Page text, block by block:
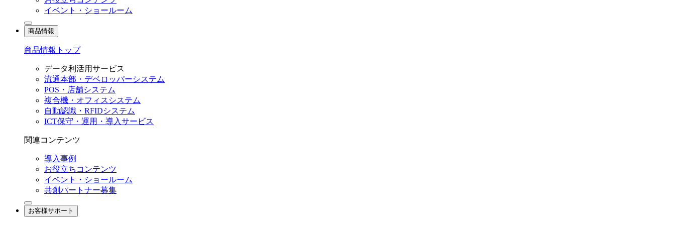
イベント・ショールーム
商品情報
商品情報トップ
データ利活用サービス
流通本部・デベロッパーシステム
POS・店舗システム
複合機・オフィスシステム
自動認識・RFIDシステム
ICT保守・運用・導入サービス
関連コンテンツ
導入事例
お役立ちコンテンツ
イベント・ショールーム
共創パートナー募集
お客様サポート